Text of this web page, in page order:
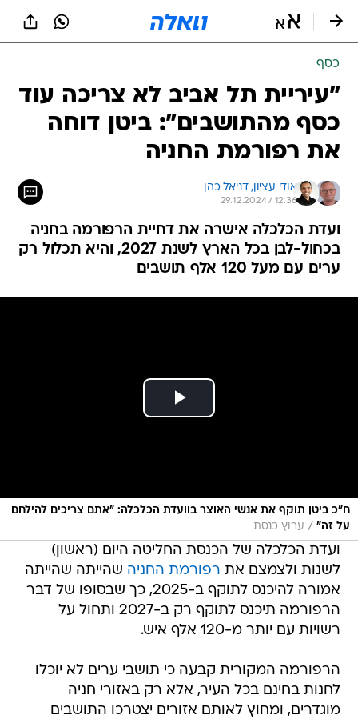
כסף
"עיריית תל אביב לא צריכה עוד
כסף מהתושבים": ביטן דוחה
את רפורמת החניה
אודי עציון, דניאל כהן
29.12.2024 / 12:36
ועדת הכלכלה אישרה את דחיית הרפורמה בחניה
בכחול-לבן בכל הארץ לשנת 2027, והיא תכלול רק
ערים עם מעל 120 אלף תושבים
ח"כ ביטן תוקף את אנשי האוצר בוועדת הכלכלה: "אתם צריכים להילחם
על זה" / ערוץ כנסת
ועדת הכלכלה של הכנסת החליטה היום (ראשון)
לשנות ולצמצם את רפורמת החניה שהייתה שהייתה
אמורה להיכנס לתוקף ב-2025, כך שבסופו של דבר
הרפורמה תיכנס לתוקף רק ב-2027 ותחול על
רשויות עם יותר מ-120 אלף איש.
הרפורמה המקורית קבעה כי תושבי ערים לא יוכלו
לחנות בחינם בכל העיר, אלא רק באזורי חניה
מוגדרים, ומחוץ לאותם אזורים יצטרכו התושבים